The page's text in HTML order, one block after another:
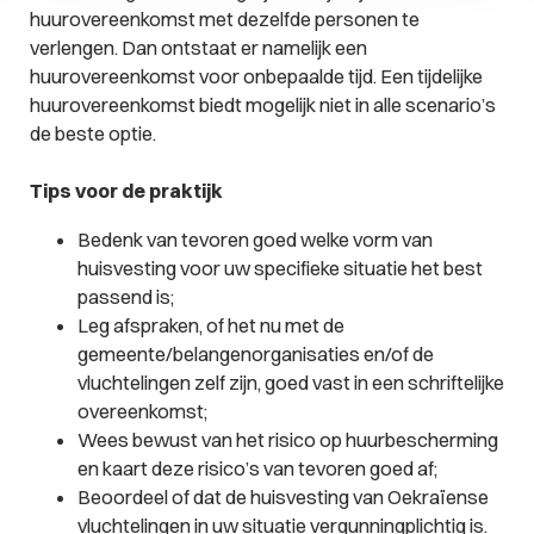
huurovereenkomst met dezelfde personen te
verlengen. Dan ontstaat er namelijk een
huurovereenkomst voor onbepaalde tijd. Een tijdelijke
huurovereenkomst biedt mogelijk niet in alle scenario’s
de beste optie.
Tips voor de praktijk
Bedenk van tevoren goed welke vorm van
huisvesting voor uw specifieke situatie het best
passend is;
Leg afspraken, of het nu met de
gemeente/belangenorganisaties en/of de
vluchtelingen zelf zijn, goed vast in een schriftelijke
overeenkomst;
Wees bewust van het risico op huurbescherming
en kaart deze risico’s van tevoren goed af;
Beoordeel of dat de huisvesting van Oekraïense
vluchtelingen in uw situatie vergunningplichtig is.